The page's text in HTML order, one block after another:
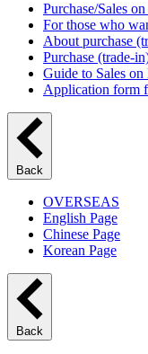
Purchase/Sales
For those who
About purchase
Purchase (trade-
Guide to Sales on
Application form
Back
OVERSEAS
English Page
Chinese Page
Korean Page
Back